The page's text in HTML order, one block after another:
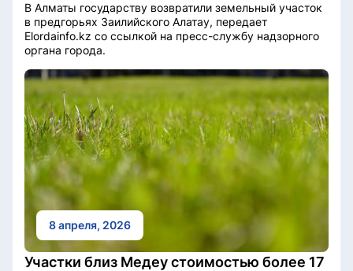
В Алматы государству возвратили земельный участок
в предгорьях Заилийского Алатау, передает
Elordainfo.kz со ссылкой на пресс-службу надзорного
органа города.
8 апреля, 2026
Участки близ Медеу стоимостью более 17